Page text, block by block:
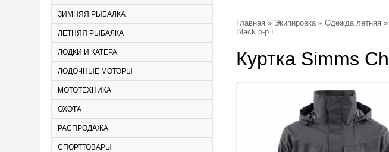
ЗИМНЯЯ РЫБАЛКА
ЛЕТНЯЯ РЫБАЛКА
ЛОДКИ И КАТЕРА
ЛОДОЧНЫЕ МОТОРЫ
МОТОТЕХНИКА
ОХОТА
РАСПРОДАЖА
СПОРТТОВАРЫ
Главная » Экипировка» Одежда летняя »
Black р-р L
Куртка Simms